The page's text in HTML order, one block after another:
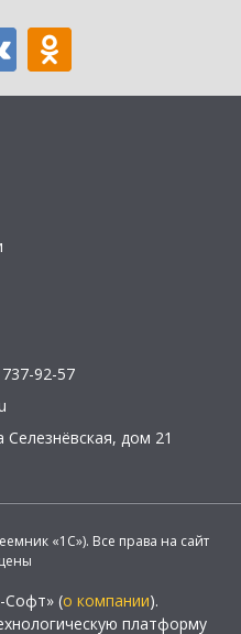
92-57
Селезнёвская, дом 21
«1С»). Все права на сайт
(о компании).
платформу